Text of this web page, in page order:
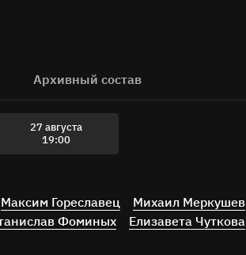
Архивный состав
27 августа
19:00
Максим Гореславец
Михаил Меркушев
Фоминых
Елизавета Чуткова